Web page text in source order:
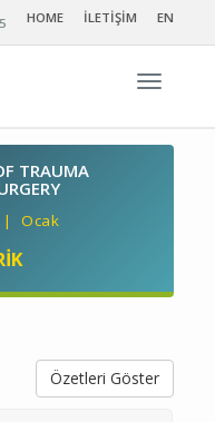
HOME İLETİŞİM EN
TRAUMA
| Ocak
Özetleri Göster